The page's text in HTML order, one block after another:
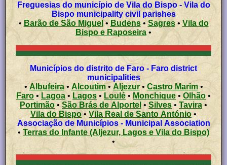
Freguesias do município de Vila do Bispo - Vila do
Bispo municipality civil parishes
•
Barão de São Miguel • Budens• Sagres• Vila do
Bispo e Raposeira •
Municípios do distrito de Faro - Faro district
municipalities
•Albufeira• Alcoutim• Aljezur• Castro Marim•
Faro • Lagoa• Lagos • Loulé • Monchique• Olhão •
Portimão • São Brás de Alportel • Silves • Tavira •
Vila do Bispo • Vila Real de Santo António •
Associação de Municípios - Municipal Association
• Terras do Infante (Aljezur, Lagos e Vila do Bispo)
•